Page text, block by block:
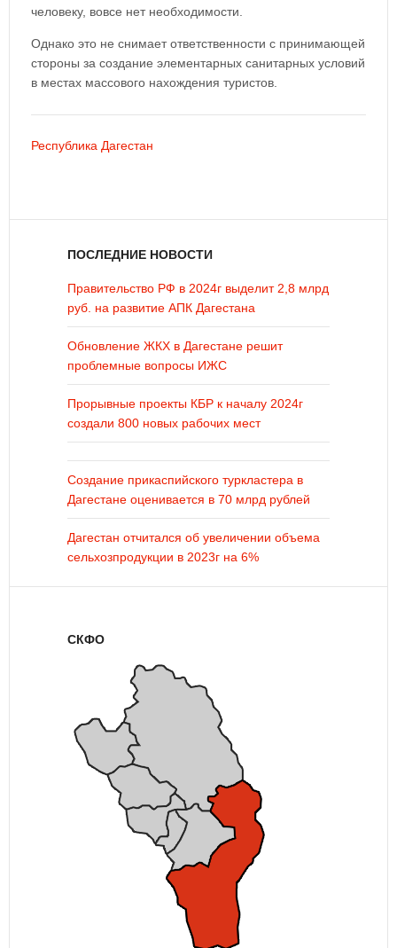
человеку, вовсе нет необходимости.
Однако это не снимает ответственности с принимающей
стороны за создание элементарных санитарных условий
в местах массового нахождения туристов.
Республика Дагестан
ПОСЛЕДНИЕ НОВОСТИ
Правительство РФ в 2024г выделит 2,8 млрд
руб. на развитие АПК Дагестана
Обновление ЖКХ в Дагестане решит
проблемные вопросы ИЖС
Прорывные проекты КБР к началу 2024г
создали 800 новых рабочих мест
Создание прикаспийского туркластера в
Дагестане оценивается в 70 млрд рублей
Дагестан отчитался об увеличении объема
сельхозпродукции в 2023г на 6%
СКФО